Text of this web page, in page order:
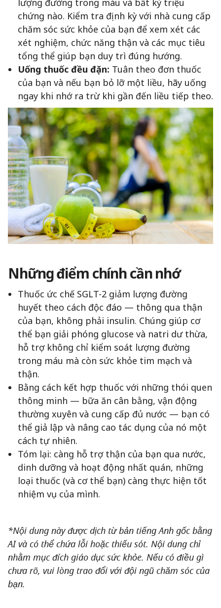
lượng đường trong máu và bất kỳ triệu
chứng nào. Kiểm tra định kỳ với nhà cung cấp
chăm sóc sức khỏe của bạn để xem xét các
xét nghiệm, chức năng thận và các mục tiêu
tổng thể giúp bạn duy trì đúng hướng.
Uống thuốc đều đặn: Tuân theo đơn thuốc
của bạn và nếu bạn bỏ lỡ một liều, hãy uống
ngay khi nhớ ra trừ khi gần đến liều tiếp theo.
Những điểm chính cần nhớ
Thuốc ức chế SGLT-2 giảm lượng đường
huyết theo cách độc đáo — thông qua thận
của bạn, không phải insulin. Chúng giúp cơ
thể bạn giải phóng glucose và natri dư thừa,
hỗ trợ không chỉ kiểm soát lượng đường
trong máu mà còn sức khỏe tim mạch và
thận.
Bằng cách kết hợp thuốc với những thói quen
thông minh — bữa ăn cân bằng, vận động
thường xuyên và cung cấp đủ nước — bạn có
thể giả lập và nâng cao tác dụng của nó một
cách tự nhiên.
Tóm lại: càng hỗ trợ thận của bạn qua nước,
dinh dưỡng và hoạt động nhất quán, những
loại thuốc (và cơ thể bạn) càng thực hiện tốt
nhiệm vụ của mình.
*Nội dung này được dịch từ bản tiếng Anh gốc bằng
AI và có thể chứa lỗi hoặc thiếu sót. Nội dung chỉ
nhằm mục đích giáo dục sức khỏe. Nếu có điều gì
chưa rõ, vui lòng trao đổi với đội ngũ chăm sóc của
bạn.